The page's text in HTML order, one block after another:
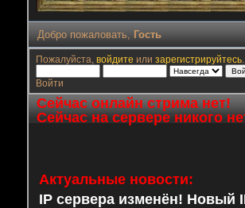
Добро пожаловать, Гость
Пожалуйста, войдите или зарегистрируйтесь.
Войти
Сейчас онлайн стрима нет!
Сейчас на сервере никого
Актуальные новости:
IP сервера изменён! Новый